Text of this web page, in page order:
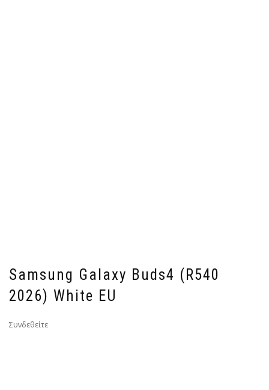
Samsung Galaxy Buds4 (R540
2026) White EU
Συνδεθείτε